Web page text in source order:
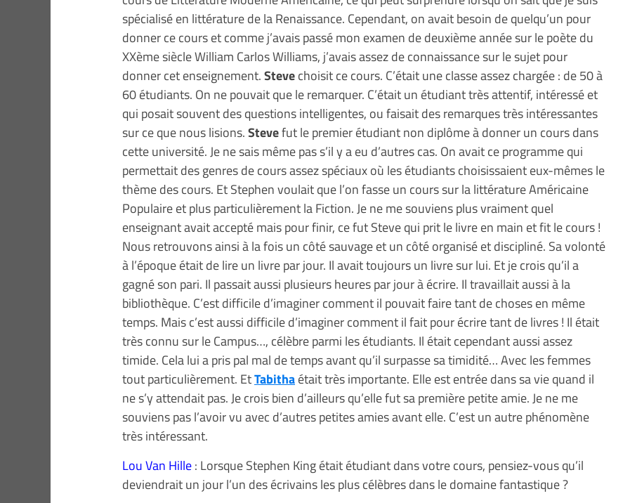
spécialisé en littérature de la Renaissance. Cependant, on avait besoin de quelqu’un pour
donner ce cours et comme j’avais passé mon examen de deuxième année sur le poète du
XXème siècle William Carlos Williams, j’avais assez de connaissance sur le sujet pour
donner cet enseignement.Stevechoisit ce cours. C’était une classe assez chargée : de 50 à
60 étudiants. On ne pouvait que le remarquer. C’était un étudiant très attentif, intéressé et
qui posait souvent des questions intelligentes, ou faisait des remarques très intéressantes
sur ce que nous lisions.Stevefut le premier étudiant non diplôme à donner un cours dans
cette université. Je ne sais même pas s’il y a eu d’autres cas. On avait ce programme qui
permettait des genres de cours assez spéciaux où les étudiants choisissaient eux-mêmes le
thème des cours. Et Stephen voulait que l’on fasse un cours sur la littérature Américaine
Populaire et plus particulièrement la Fiction. Je ne me souviens plus vraiment quel
enseignant avait accepté mais pour finir, ce fut Steve qui prit le livre en main et fit le cours !
Nous retrouvons ainsi à la fois un côté sauvage et un côté organisé et discipliné. Sa volonté
à l’époque était de lire un livre par jour. Il avait toujours un livre sur lui. Et je crois qu’il a
gagné son pari. Il passait aussi plusieurs heures par jour à écrire. Il travaillait aussi à la
bibliothèque. C’est difficile d’imaginer comment il pouvait faire tant de choses en même
temps. Mais c’est aussi difficile d’imaginer comment il fait pour écrire tant de livres ! Il était
très connu sur le Campus…, célèbre parmi les étudiants. Il était cependant aussi assez
timide. Cela lui a pris pal mal de temps avant qu’il surpasse sa timidité… Avec les femmes
tout particulièrement. EtTabithaétait très importante. Elle est entrée dans sa vie quand il
ne s’y attendait pas. Je crois bien d’ailleurs qu’elle fut sa première petite amie. Je ne me
souviens pas l’avoir vu avec d’autres petites amies avant elle. C’est un autre phénomène
très intéressant.
Lou Van Hille: Lorsque Stephen King était étudiant dans votre cours, pensiez-vous qu’il
deviendrait un jour l’un des écrivains les plus célèbres dans le domaine fantastique ?